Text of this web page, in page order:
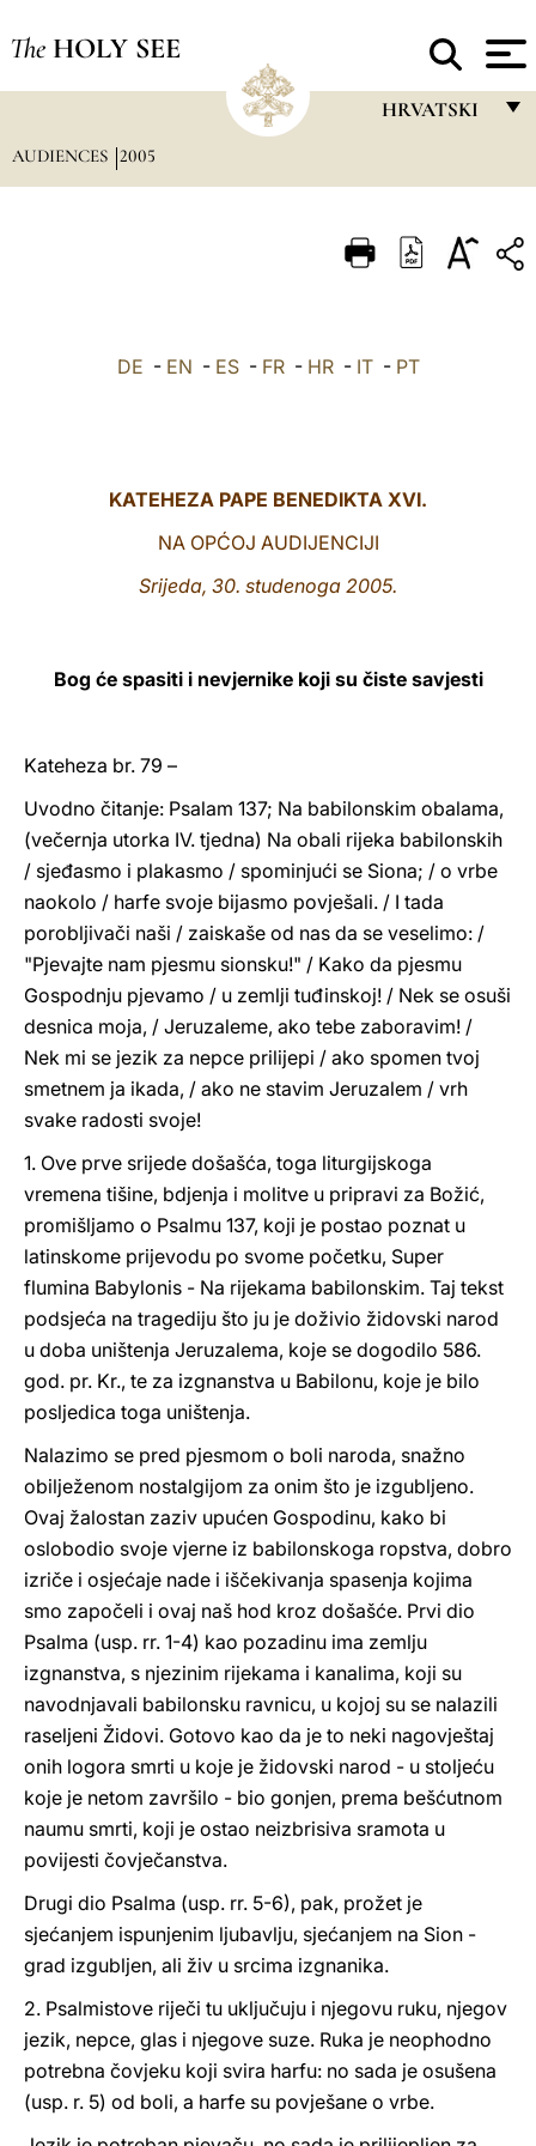
The HOLY SEE
HRVATSKI
ITALIANO
LATINE
AUDIENCES 2005
DE - EN - ES- FR- HR- IT- PT
KATEHEZA PAPE BENEDIKTA XVI.
NA OPĆOJ AUDIJENCIJI
Srijeda, 30. studenoga 2005.
Bog će spasiti i nevjernike koji su čiste savjesti
Kateheza br. 79 –
Uvodno čitanje: Psalam 137; Na babilonskim obalama,
(večernja utorka IV. tjedna) Na obali rijeka babilonskih
/ sjeđasmo i plakasmo / spominjući se Siona; / o vrbe
naokolo / harfe svoje bijasmo povješali. / I tada
porobljivači naši / zaiskaše od nas da se veselimo: /
"Pjevajte nam pjesmu sionsku!" / Kako da pjesmu
Gospodnju pjevamo / u zemlji tuđinskoj! / Nek se osuši
desnica moja, / Jeruzaleme, ako tebe zaboravim! /
Nek mi se jezik za nepce prilijepi / ako spomen tvoj
smetnem ja ikada, / ako ne stavim Jeruzalem / vrh
svake radosti svoje!
1. Ove prve srijede došašća, toga liturgijskoga
vremena tišine, bdjenja i molitve u pripravi za Božić,
promišljamo o Psalmu 137, koji je postao poznat u
latinskome prijevodu po svome početku, Super
flumina Babylonis - Na rijekama babilonskim. Taj tekst
podsjeća na tragediju što ju je doživio židovski narod
u doba uništenja Jeruzalema, koje se dogodilo 586.
god. pr. Kr., te za izgnanstva u Babilonu, koje je bilo
posljedica toga uništenja.
Nalazimo se pred pjesmom o boli naroda, snažno
obilježenom nostalgijom za onim što je izgubljeno.
Ovaj žalostan zaziv upućen Gospodinu, kako bi
oslobodio svoje vjerne iz babilonskoga ropstva, dobro
izriče i osjećaje nade i iščekivanja spasenja kojima
smo započeli i ovaj naš hod kroz došašće. Prvi dio
Psalma (usp. rr. 1-4) kao pozadinu ima zemlju
izgnanstva, s njezinim rijekama i kanalima, koji su
navodnjavali babilonsku ravnicu, u kojoj su se nalazili
raseljeni Židovi. Gotovo kao da je to neki nagovještaj
onih logora smrti u koje je židovski narod - u stoljeću
koje je netom završilo - bio gonjen, prema bešćutnom
naumu smrti, koji je ostao neizbrisiva sramota u
povijesti čovječanstva.
Drugi dio Psalma (usp. rr. 5-6), pak, prožet je
sjećanjem ispunjenim ljubavlju, sjećanjem na Sion -
grad izgubljen, ali živ u srcima izgnanika.
2. Psalmistove riječi tu uključuju i njegovu ruku, njegov
jezik, nepce, glas i njegove suze. Ruka je neophodno
potrebna čovjeku koji svira harfu: no sada je osušena
(usp. r. 5) od boli, a harfe su povješane o vrbe.